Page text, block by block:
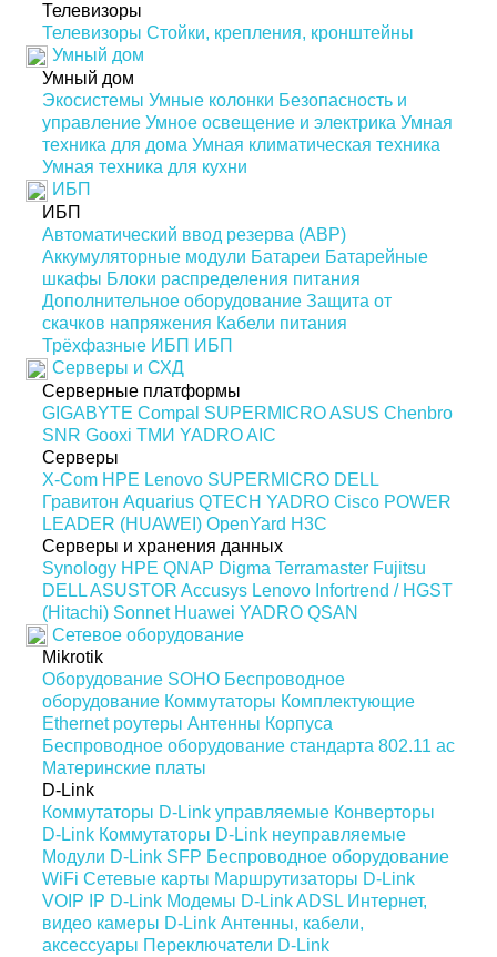
Телевизоры
Телевизоры Стойки, крепления, кронштейны
Умный дом
Умный дом
Экосистемы Умные колонки Безопасность и
управление Умное освещение и электрика Умная
техника для дома Умная климатическая техника
Умная техника для кухни
ИБП
ИБП
Автоматический ввод резерва (АВР)
Аккумуляторные модули Батареи Батарейные
шкафы Блоки распределения питания
Дополнительное оборудование Защита от
скачков напряжения Кабели питания
Трёхфазные ИБП ИБП
Серверы и СХД
Серверные платформы
GIGABYTE Compal SUPERMICROASUS Chenbro
SNR Gooxi ТМИ YADROAIC
Серверы
X-Com HPE Lenovo SUPERMICRO DELL
Гравитон Aquarius QTECH YADRO Cisco POWER
LEADER (HUAWEI) OpenYard H3C
Серверы и хранения данных
Synology HPE QNAP Digma Terramaster Fujitsu
DELLASUSTOR Accusys Lenovo Infortrend / HGST
(Hitachi) Sonnet Huawei YADRO QSAN
Сетевое оборудование
Mikrotik
Оборудование SOHO Беспроводное
оборудование Коммутаторы Комплектующие
Ethernet роутеры Антенны Корпуса
Беспроводное оборудование стандарта 802.11 ас
Материнские платы
D-Link
Коммутаторы D-Link управляемые Конверторы
D-Link Коммутаторы D-Link неуправляемые
Модули D-Link SFP Беспроводное оборудование
WiFi Сетевые карты Маршрутизаторы D-Link
VOIP IP D-Link Модемы D-Link ADSL Интернет,
видео камеры D-Link Антенны, кабели,
аксессуары Переключатели D-Link